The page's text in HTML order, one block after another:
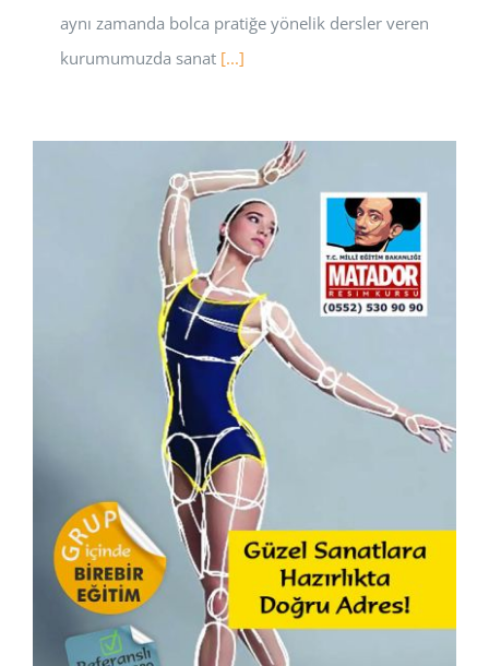
aynı zamanda bolca pratiğe yönelik dersler veren
kurumumuzda sanat [...]